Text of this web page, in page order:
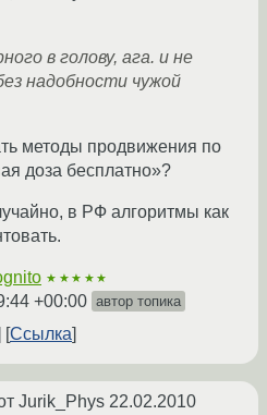
в голову, ага. и не
надобности чужой
методы продвижения по
доза бесплатно»?
в РФ алгоритмы как
★★★★★
+00:00 автор топика
Ссылка
Jurik_Phys 22.02.2010